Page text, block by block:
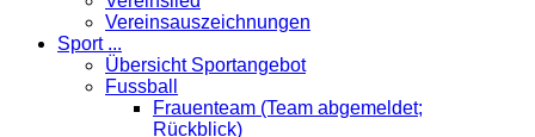
Vereinsauszeichnungen
Sport ...
Übersicht Sportangebot
Fussball
Frauenteam (Team abgemeldet;
Rückblick)